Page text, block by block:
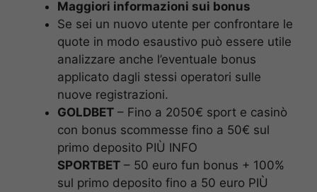
Maggiori informazioni sui bonus
Se sei un nuovo utente per confrontare le
quote in modo esaustivo può essere utile
analizzare anche l’eventuale bonus
applicato dagli stessi operatori sulle
nuove registrazioni.
GOLDBET – Fino a 2050€ sport e casinò
con bonus scommesse fino a 50€ sul
primo deposito PIÙ INFO
SPORTBET – 50 euro fun bonus + 100%
sul primo deposito fino a 50 euro PIÙ